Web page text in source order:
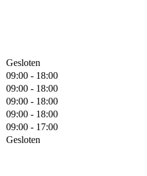
Gesloten
09:00 - 18:00
09:00 - 18:00
09:00 - 18:00
09:00 - 18:00
09:00 - 17:00
Gesloten